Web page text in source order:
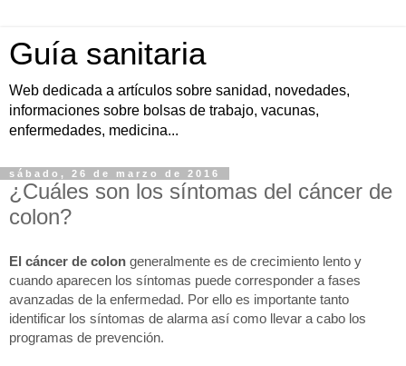
Guía sanitaria
Web dedicada a artículos sobre sanidad, novedades,
informaciones sobre bolsas de trabajo, vacunas,
enfermedades, medicina...
sábado, 26 de marzo de 2016
¿Cuáles son los síntomas del cáncer de
colon?
El cáncer de colon generalmente es de crecimiento lento y
cuando aparecen los síntomas puede corresponder a fases
avanzadas de la enfermedad. Por ello es importante tanto
identificar los síntomas de alarma así como llevar a cabo los
programas de prevención.